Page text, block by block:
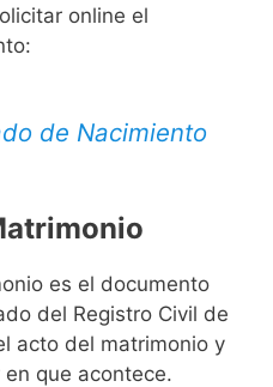
online el
de Nacimiento
es el documento
del Registro Civil de
acto del matrimonio y
que acontece.